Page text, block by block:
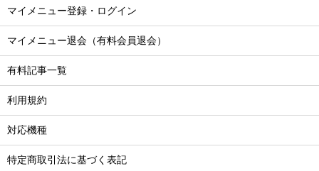
マイメニュー登録・ログイン
マイメニュー退会（有料会員退会）
有料記事一覧
利用規約
対応機種
特定商取引法に基づく表記